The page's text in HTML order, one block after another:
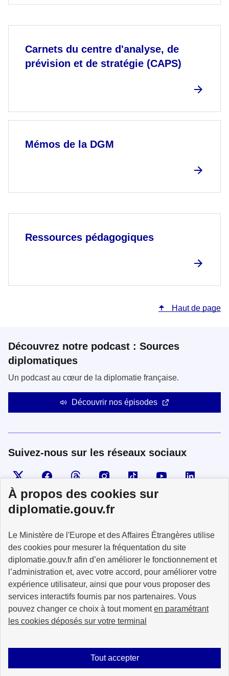
À propos des cookies sur
diplomatie.gouv.fr
Le Ministère de l'Europe et des Affaires Étrangères utilise
des cookies pour mesurer la fréquentation du site
diplomatie.gouv.fr afin d’en améliorer le fonctionnement et
l’administration et, avec votre accord, pour améliorer votre
expérience utilisateur, ainsi que pour vous proposer des
services interactifs fournis par nos partenaires. Vous
pouvez changer ce choix à tout momenten paramétrant
les cookies déposés sur votre terminal
Tout accepter
Carnets du centre d'analyse, de
prévision et de stratégie (CAPS)
Mémos de la DGM
Ressources pédagogiques
Haut de page
Découvrez notre podcast : Sources
diplomatiques
Un podcast au cœur de la diplomatie française.
Découvrir nos épisodes
Suivez-nous sur les réseaux sociaux
Visiter la page XSuivez-nous sur Facebook
Visiter le compte Threads
Visiter le compte Instagram
Visiter le compte TikTok
Visiter le
MINISTÈRE
DE L'EUROPE
ET DES AFFAIRES
ÉTRANGÈRES
info.gouv.fr service-public.fr
Plan du site Accessibilité : partiellement conforme Mentions légales